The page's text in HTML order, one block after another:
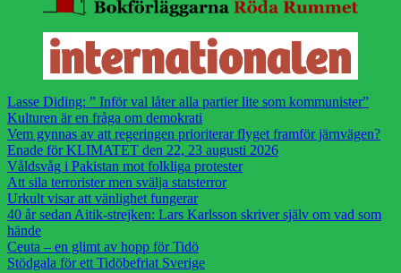
Lasse Diding: ” Inför val låter alla partier lite som kommunister”
Kulturen är en fråga om demokrati
Vem gynnas av att regeringen prioriterar flyget framför järnvägen?
Enade för KLIMATET den 22, 23 augusti 2026
Våldsvåg i Pakistan mot folkliga protester
Att sila terrorister men svälja statsterror
Urkult visar att vänlighet fungerar
40 år sedan Aitik-strejken: Lars Karlsson skriver själv om vad som
hände
Ceuta – en glimt av hopp för Tidö
Stödgala för ett Tidöbefriat Sverige